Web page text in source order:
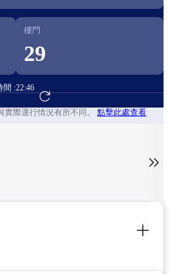
樓門
29
間 :22:46
航班預訂
際運行情況有所不同。 點擊此處查看
